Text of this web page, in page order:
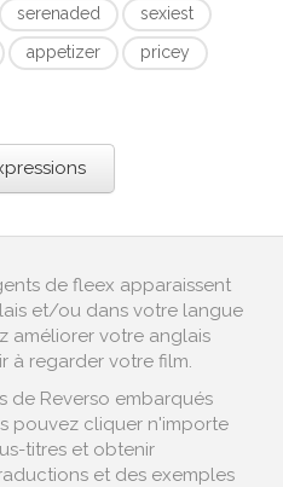
serenaded
sexiest
appetizer
pricey
de fleex apparaissent
et/ou dans votre langue
améliorer votre anglais
à regarder votre film.
de Reverso embarqués
pouvez cliquer n'importe
titres et obtenir
et des exemples